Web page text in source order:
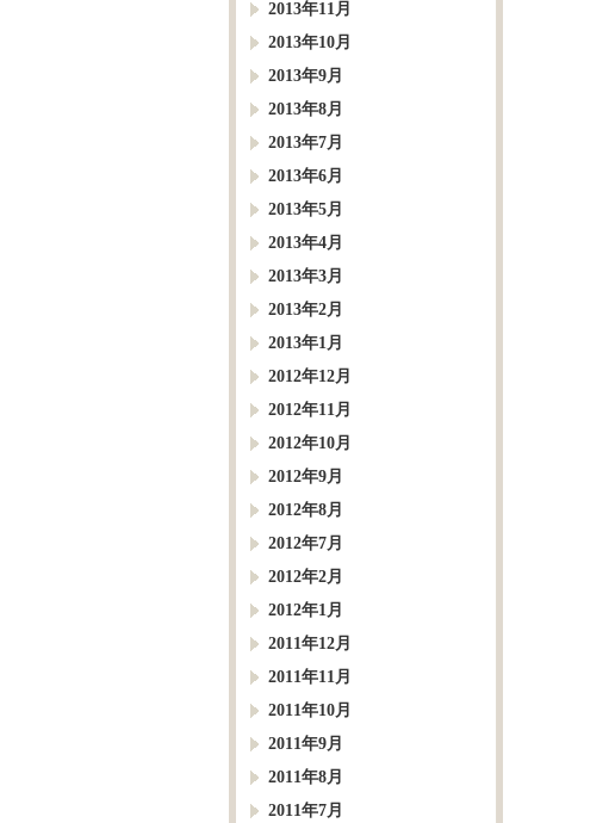
2013年11月
2013年10月
2013年9月
2013年8月
2013年7月
2013年6月
2013年5月
2013年4月
2013年3月
2013年2月
2013年1月
2012年12月
2012年11月
2012年10月
2012年9月
2012年8月
2012年7月
2012年2月
2012年1月
2011年12月
2011年11月
2011年10月
2011年9月
2011年8月
2011年7月